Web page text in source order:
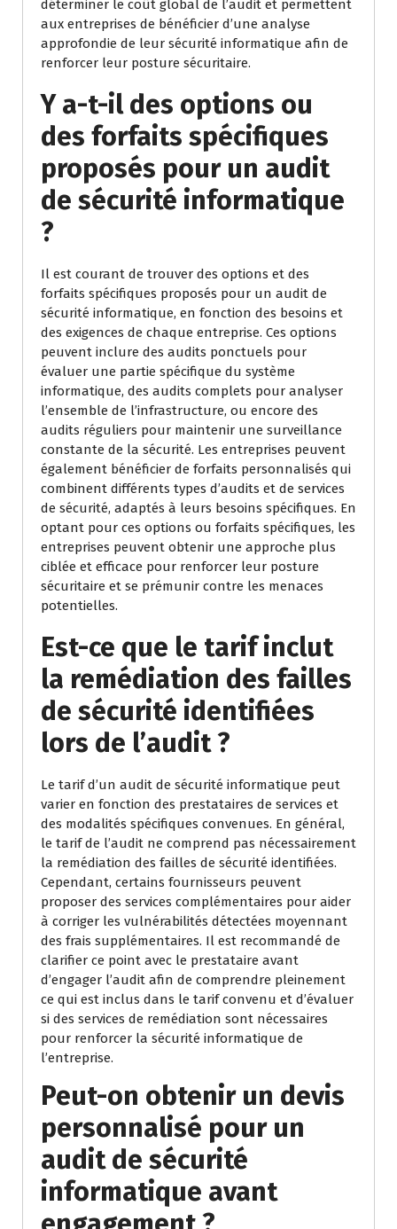
déterminer le coût global de l’audit et permettent
aux entreprises de bénéficier d’une analyse
approfondie de leur sécurité informatique afin de
renforcer leur posture sécuritaire.
Y a-t-il des options ou
des forfaits spécifiques
proposés pour un audit
de sécurité informatique
?
Il est courant de trouver des options et des
forfaits spécifiques proposés pour un audit de
sécurité informatique, en fonction des besoins et
des exigences de chaque entreprise. Ces options
peuvent inclure des audits ponctuels pour
évaluer une partie spécifique du système
informatique, des audits complets pour analyser
l’ensemble de l’infrastructure, ou encore des
audits réguliers pour maintenir une surveillance
constante de la sécurité. Les entreprises peuvent
également bénéficier de forfaits personnalisés qui
combinent différents types d’audits et de services
de sécurité, adaptés à leurs besoins spécifiques. En
optant pour ces options ou forfaits spécifiques, les
entreprises peuvent obtenir une approche plus
ciblée et efficace pour renforcer leur posture
sécuritaire et se prémunir contre les menaces
potentielles.
Est-ce que le tarif inclut
la remédiation des failles
de sécurité identifiées
lors de l’audit ?
Le tarif d’un audit de sécurité informatique peut
varier en fonction des prestataires de services et
des modalités spécifiques convenues. En général,
le tarif de l’audit ne comprend pas nécessairement
la remédiation des failles de sécurité identifiées.
Cependant, certains fournisseurs peuvent
proposer des services complémentaires pour aider
à corriger les vulnérabilités détectées moyennant
des frais supplémentaires. Il est recommandé de
clarifier ce point avec le prestataire avant
d’engager l’audit afin de comprendre pleinement
ce qui est inclus dans le tarif convenu et d’évaluer
si des services de remédiation sont nécessaires
pour renforcer la sécurité informatique de
l’entreprise.
Peut-on obtenir un devis
personnalisé pour un
audit de sécurité
informatique avant